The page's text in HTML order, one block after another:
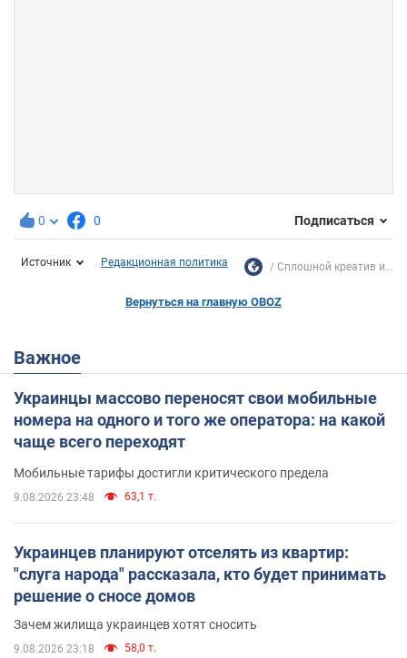
0 0 Подписаться
Источник Редакционная политика Сплошной креатив и...
Вернуться на главную OBOZ
Важное
Украинцы массово переносят свои мобильные
номера на одного и того же оператора: на какой
чаще всего переходят
Мобильные тарифы достигли критического предела
9.08.2026 23:48 63,1 т.
Украинцев планируют отселять из квартир:
"слуга народа" рассказала, кто будет принимать
решение о сносе домов
Зачем жилища украинцев хотят сносить
9.08.2026 23:18 58,0 т.